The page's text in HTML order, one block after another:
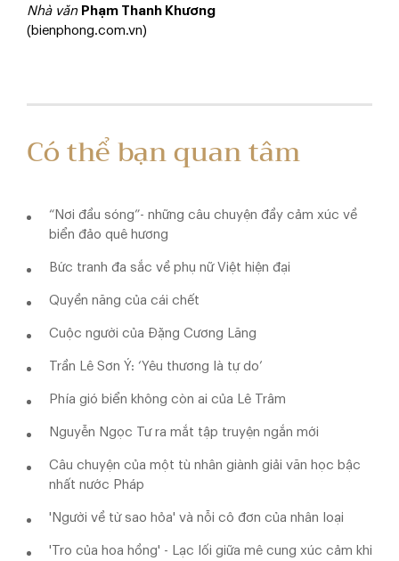
Nhà văn Phạm Thanh Khương
(bienphong.com.vn)
Có thể bạn quan tâm
“Nơi đầu sóng”- những câu chuyện đầy cảm xúc về
biển đảo quê hương
Bức tranh đa sắc về phụ nữ Việt hiện đại
Quyền năng của cái chết
Cuộc người của Đặng Cương Lăng
Trần Lê Sơn Ý: ‘Yêu thương là tự do’
Phía gió biển không còn ai của Lê Trâm
Nguyễn Ngọc Tư ra mắt tập truyện ngắn mới
Câu chuyện của một tù nhân giành giải văn học bậc
nhất nước Pháp
'Người về từ sao hỏa' và nỗi cô đơn của nhân loại
'Tro của hoa hồng' - Lạc lối giữa mê cung xúc cảm khi